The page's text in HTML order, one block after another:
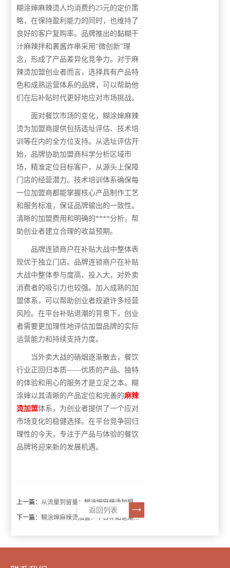
糊涂婶麻辣烫人均消费约25元的定价策
略，在保持盈利能力的同时，也维持了
良好的客户复购率。品牌推出的黏糊干
汁麻辣拌和裹酱炸串采用“微创新”理
念，形成了产品差异化竞争力。对于麻
辣烫加盟创业者而言，选择具有产品特
色和成熟运营体系的品牌，可以帮助他
们在后补贴时代更好地应对市场挑战。
面对餐饮市场的变化，糊涂婶麻辣
烫为加盟商提供包括选址评估、技术培
训等在内的全方位支持。从选址评估开
始，品牌协助加盟商科学分析区域市
场，精准定位目标客户，从源头上保障
门店的经营潜力。技术培训体系确保每
一位加盟商都能掌握核心产品制作工艺
和服务标准，保证品牌输出的一致性。
清晰的加盟费用和明确的****分析，帮
助创业者建立合理的收益预期。
品牌连锁商户在补贴大战中整体表
现优于独立门店。品牌连锁商户在补贴
大战中整体参与度高、投入大，对外卖
消费者的吸引力也较强。加入成熟的加
盟体系，可以帮助创业者规避许多经营
风险。在平台补贴退潮的背景下，创业
者需要更加理性地评估加盟品牌的实际
运营能力和持续支持力度。
当外卖大战的硝烟逐渐散去，餐饮
行业正回归本质——优质的产品、独特
的体验和用心的服务才是立足之本。糊
涂婶以其清晰的产品定位和完善的麻辣
烫加盟体系，为创业者提供了一个应对
市场变化的稳健选择。在平台竞争回归
理性的今天，专注于产品与体验的餐饮
品牌将迎来新的发展机遇。
上一篇： 从流量到留量：糊涂婶麻辣烫加盟的长期经营之道
下一篇：糊涂婶麻辣烫加盟：平台补贴退潮下的稳健创业选择
返回列表